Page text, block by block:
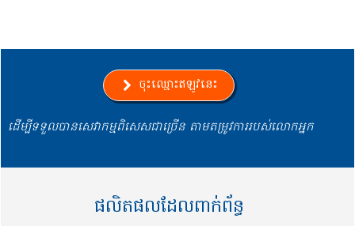
ចុះឈ្មោះឥឡូវនេះ
ដើម្បីទទួលបានសេវាកម្មពិសេសជាច្រើន តាមតម្រូវការរបស់លោកអ្នក
ផលិតផលដែលពាក់ព័ន្ធ